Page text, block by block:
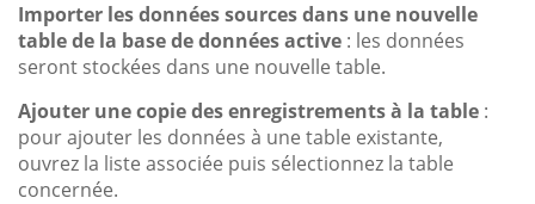
Importer les données sources dans une nouvelle
table de la base de données active : les données
seront stockées dans une nouvelle table.
Ajouter une copie des enregistrements à la table :
pour ajouter les données à une table existante,
ouvrez la liste associée puis sélectionnez la table
concernée.